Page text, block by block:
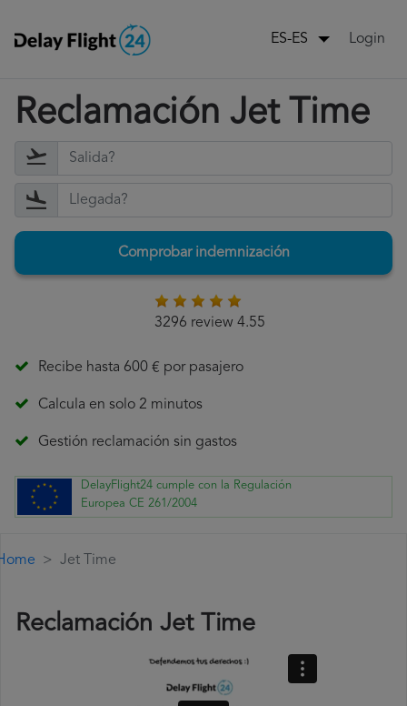
ES-ES Login
Reclamación Jet Time
Comprobar indemnización
3296 review 4.55
Recibe hasta 600 € por pasajero
Calcula en solo 2 minutos
Gestión reclamación sin gastos
DelayFlight24 cumple con la Regulación
Europea CE 261/2004
Jet Time
Reclamación Jet Time